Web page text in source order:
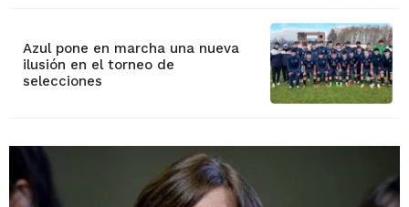
Azul pone en marcha una nueva
ilusión en el torneo de
selecciones